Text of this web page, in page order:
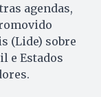
agendas,
(Lide) sobre
e Estados